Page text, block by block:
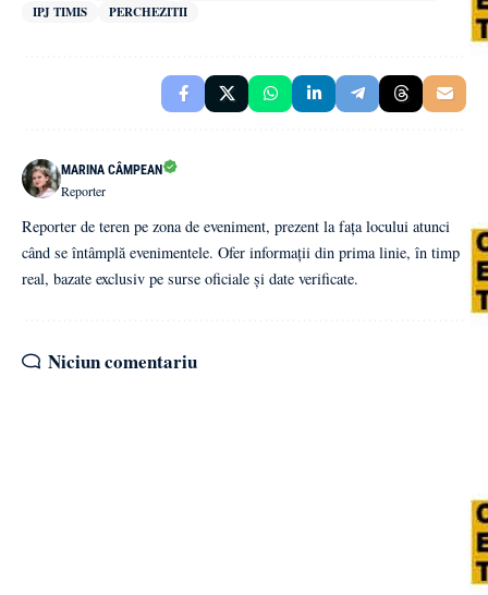
IPJ TIMIS
PERCHEZITII
MARINA CÂMPEAN
Reporter
Reporter de teren pe zona de eveniment, prezent la fața locului atunci
când se întâmplă evenimentele. Ofer informații din prima linie, în timp
real, bazate exclusiv pe surse oficiale și date verificate.
Niciun comentariu